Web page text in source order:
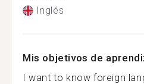
Inglés
Mis objetivos de
I want to know foreign